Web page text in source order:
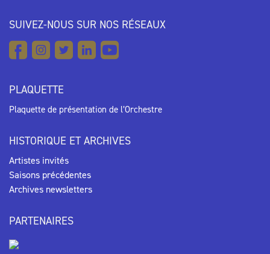
SUIVEZ-NOUS SUR NOS RÉSEAUX
PLAQUETTE
Plaquette de présentation de l’Orchestre
HISTORIQUE ET ARCHIVES
Artistes invités
Saisons précédentes
Archives newsletters
PARTENAIRES